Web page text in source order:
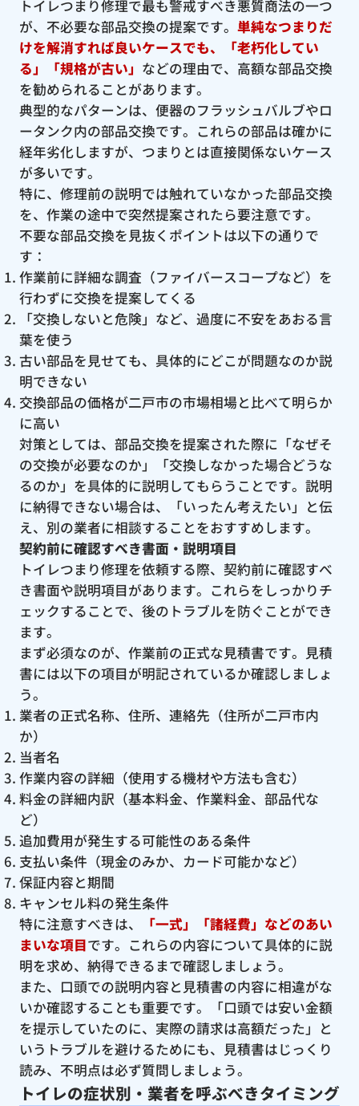
トイレつまり修理で最も警戒すべき悪質商法の一つ
が、不必要な部品交換の提案です。 単純なつまりだ
けを解消すれば良いケースでも、「老朽化してい
る」「規格が古い」 などの理由で、高額な部品交換
を勧められることがあります。
典型的なパターンは、便器のフラッシュバルブやロ
ータンク内の部品交換です。これらの部品は確かに
経年劣化しますが、つまりとは直接関係ないケース
が多いです。
特に、修理前の説明では触れていなかった部品交換
を、作業の途中で突然提案されたら要注意です。
不要な部品交換を見抜くポイントは以下の通りで
す：
作業前に詳細な調査（ファイバースコープなど）を
行わずに交換を提案してくる
「交換しないと危険」など、過度に不安をあおる言
葉を使う
古い部品を見せても、具体的にどこが問題なのか説
明できない
交換部品の価格が二戸市の市場相場と比べて明らか
に高い
対策としては、部品交換を提案された際に「なぜそ
の交換が必要なのか」「交換しなかった場合どうな
るのか」を具体的に説明してもらうことです。説明
に納得できない場合は、「いったん考えたい」と伝
え、別の業者に相談することをおすすめします。
契約前に確認すべき書面・説明項目
トイレつまり修理を依頼する際、契約前に確認すべ
き書面や説明項目があります。これらをしっかりチ
ェックすることで、後のトラブルを防ぐことができ
ます。
まず必須なのが、作業前の正式な見積書です。見積
書には以下の項目が明記されているか確認しましょ
う。
業者の正式名称、住所、連絡先（住所が二戸市内
か）
当者名
作業内容の詳細（使用する機材や方法も含む）
料金の詳細内訳（基本料金、作業料金、部品代な
ど）
追加費用が発生する可能性のある条件
支払い条件（現金のみか、カード可能かなど）
保証内容と期間
キャンセル料の発生条件
特に注意すべきは、
「一式」「諸経費」などのあい
まいな項目です。これらの内容について具体的に説
明を求め、納得できるまで確認しましょう。
また、口頭での説明内容と見積書の内容に相違がな
いか確認することも重要です。「口頭では安い金額
を提示していたのに、実際の請求は高額だった」と
いうトラブルを避けるためにも、見積書はじっくり
読み、不明点は必ず質問しましょう。
トイレの症状別・業者を呼ぶべきタイミング